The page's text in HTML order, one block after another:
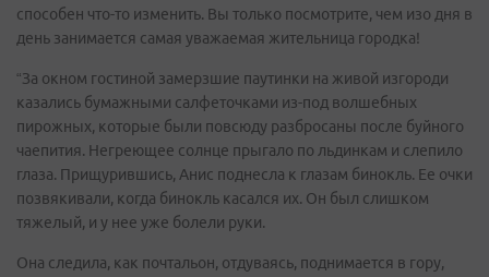
способен что-то изменить. Вы только посмотрите, чем изо дня в
день занимается самая уважаемая жительница городка!
“За окном гостиной замерзшие паутинки на живой изгороди
казались бумажными салфеточками из-под волшебных
пирожных, которые были повсюду разбросаны после буйного
чаепития. Негреющее солнце прыгало по льдинкам и слепило
глаза. Прищурившись, Анис поднесла к глазам бинокль. Ее очки
позвякивали, когда бинокль касался их. Он был слишком
тяжелый, и у нее уже болели руки.
Она следила, как почтальон, отдуваясь, поднимается в гору,